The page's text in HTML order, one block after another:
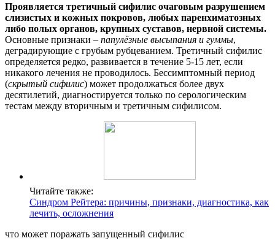
Проявляется третичный сифилис очаговым разрушением
слизистых и кожных покровов, любых паренхиматозных
либо полых органов, крупных суставов, нервной системы.
Основные признаки – папулёзные высыпания и гуммы,
деградирующие с грубым рубцеванием. Третичный сифилис
определяется редко, развивается в течение 5-15 лет, если
никакого лечения не проводилось. Бессимптомный период
(скрытый сифилис) может продолжаться более двух
десятилетий, диагностируется только по серологическим
тестам между вторичным и третичным сифилисом.
Читайте также:
Синдром Рейтера: причины, признаки, диагностика, как
лечить, осложнения
что может поражать запущенный сифилис